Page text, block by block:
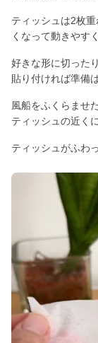
ティッシュは2枚
くなって動きやす
好きな形に切った
貼り付ければ準備
風船をふくらませ
ティッシュの近く
ティッシュがふわ